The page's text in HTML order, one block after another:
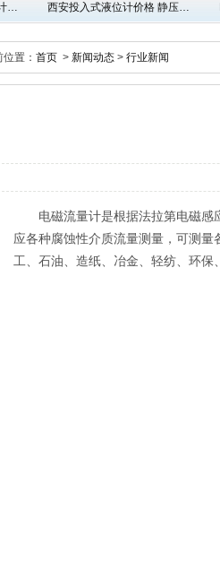
… 西安投入式液位计价格 静压…
位置： 首页 > 新闻动态 > 行业新闻
电磁流量计是根据法拉第电磁感应
应各种腐蚀性介质流量测量，可测
工、石油、造纸、冶金、轻纺、环保